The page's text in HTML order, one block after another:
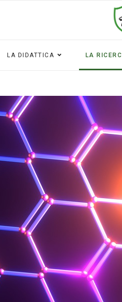
LA DIDATTICA LA